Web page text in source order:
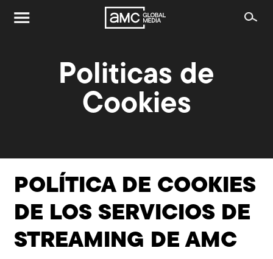
Politicas de
Cookies
POLÍTICA DE COOKIES
DE LOS SERVICIOS DE
STREAMING DE AMC